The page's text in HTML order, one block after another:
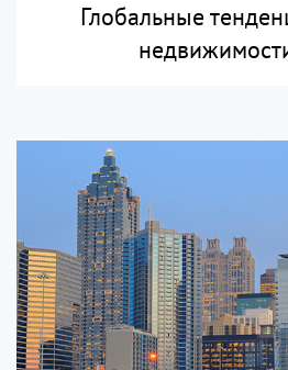
Глобальные